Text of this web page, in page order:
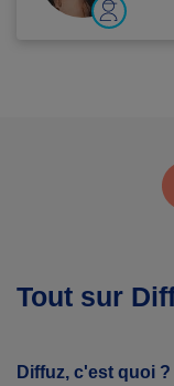
Tout sur
Diffuz, c'est quoi ?